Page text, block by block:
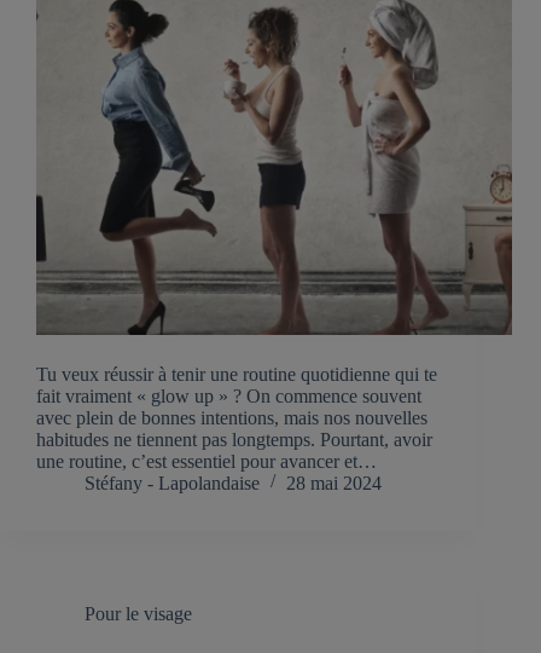
Tu veux réussir à tenir une routine quotidienne qui te
fait vraiment « glow up » ? On commence souvent
avec plein de bonnes intentions, mais nos nouvelles
habitudes ne tiennent pas longtemps. Pourtant, avoir
une routine, c’est essentiel pour avancer et…
Stéfany - Lapolandaise
28 mai 2024
Pour le visage